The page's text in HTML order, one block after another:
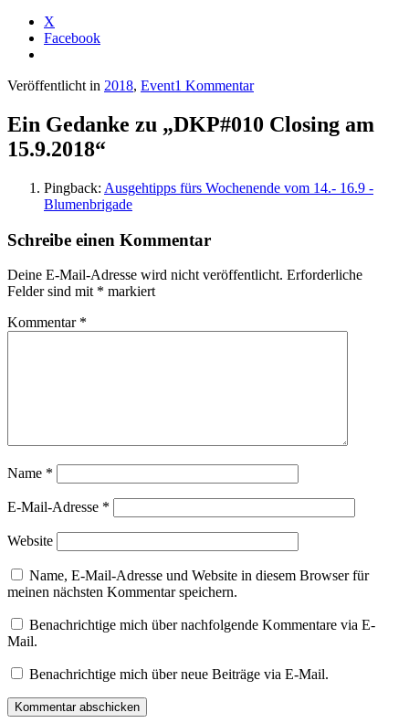
X
Facebook
Veröffentlicht in 2018, Eventvon
1 Kommentar
Ein Gedanke zu „DKP#010 Closing am
15.9.2018“
Pingback: Ausgehtipps fürs Wochenende vom 14.- 16.9 -
Blumenbrigade
Schreibe einen Kommentar
Deine E-Mail-Adresse wird nicht veröffentlicht. Erforderliche
Felder sind mit * markiert
Kommentar *
Name *
E-Mail-Adresse *
Website
Name, E-Mail-Adresse und Website in diesem Browser für
meinen nächsten Kommentar speichern.
Benachrichtige mich über nachfolgende Kommentare via E-
Mail.
Benachrichtige mich über neue Beiträge via E-Mail.